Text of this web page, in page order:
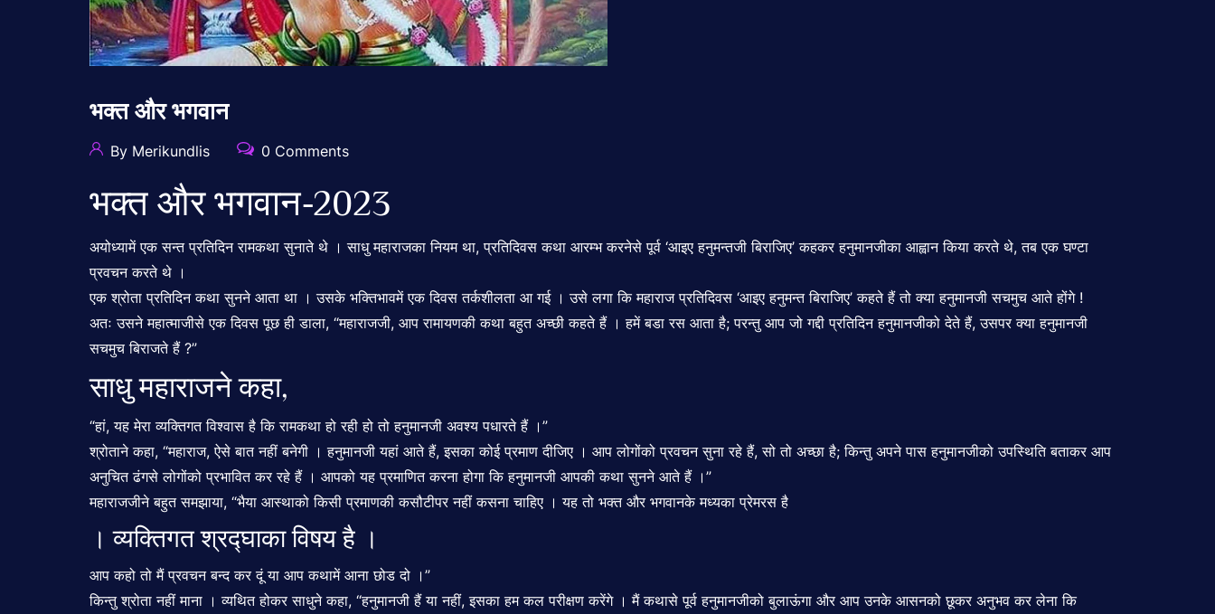
भक्त और भगवान
By Merikundlis 0 Comments
भक्त और भगवान-2023
अयोध्यामें एक सन्त प्रतिदिन रामकथा सुनाते थे । साधु महाराजका नियम था, प्रतिदिवस कथा आरम्भ करनेसे पूर्व ‘आइए हनुमन्तजी बिराजिए’ कहकर हनुमानजीका आह्वान किया करते थे, तब एक घण्टा
प्रवचन करते थे ।
एक श्रोता प्रतिदिन कथा सुनने आता था । उसके भक्तिभावमें एक दिवस तर्कशीलता आ गई । उसे लगा कि महाराज प्रतिदिवस ‘आइए हनुमन्त बिराजिए’ कहते हैं तो क्या हनुमानजी सचमुच आते होंगे !
अतः उसने महात्माजीसे एक दिवस पूछ ही डाला, “महाराजजी, आप रामायणकी कथा बहुत अच्छी कहते हैं । हमें बडा रस आता है; परन्तु आप जो गद्दी प्रतिदिन हनुमानजीको देते हैं, उसपर क्या हनुमानजी
सचमुच बिराजते हैं ?”
साधु महाराजने कहा,
“हां, यह मेरा व्यक्तिगत विश्वास है कि रामकथा हो रही हो तो हनुमानजी अवश्य पधारते हैं ।”
श्रोताने कहा, “महाराज, ऐसे बात नहीं बनेगी । हनुमानजी यहां आते हैं, इसका कोई प्रमाण दीजिए । आप लोगोंको प्रवचन सुना रहे हैं, सो तो अच्छा है; किन्तु अपने पास हनुमानजीको उपस्थिति बताकर आप
अनुचित ढंगसे लोगोंको प्रभावित कर रहे हैं । आपको यह प्रमाणित करना होगा कि हनुमानजी आपकी कथा सुनने आते हैं ।”
महाराजजीने बहुत समझाया, “भैया आस्थाको किसी प्रमाणकी कसौटीपर नहीं कसना चाहिए । यह तो भक्त और भगवानके मध्यका प्रेमरस है
। व्यक्तिगत श्रद्घाका विषय है ।
आप कहो तो मैं प्रवचन बन्द कर दूं या आप कथामें आना छोड दो ।”
किन्तु श्रोता नहीं माना । व्यथित होकर साधुने कहा, “हनुमानजी हैं या नहीं, इसका हम कल परीक्षण करेंगे । मैं कथासे पूर्व हनुमानजीको बुलाऊंगा और आप उनके आसनको छूकर अनुभव कर लेना कि